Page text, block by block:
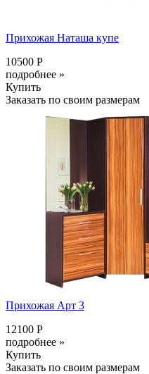
Прихожая Наташа купе
10500 Р
подробнее »
Купить
Заказать по своим размерам
Прихожая Арт 3
12100 Р
подробнее »
Купить
Заказать по своим размерам